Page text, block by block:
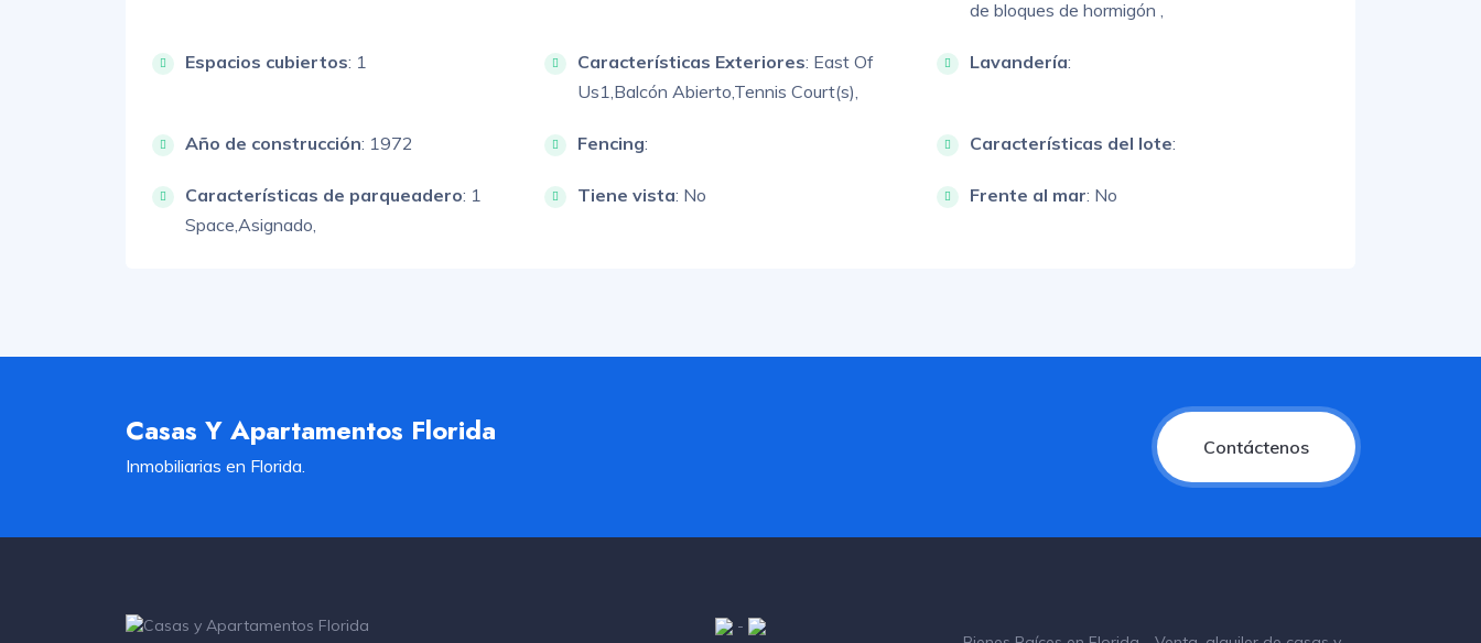
de bloques de hormigón ,
Espacios cubiertos: 1 Características Exteriores: East Of
Us1, Balcón Abierto, Tennis Court(s),
Lavandería:
Año de construcción: 1972 Fencing: Características del lote:
Características de parqueadero: 1
Space, Asignado,
Tiene vista: No Frente al mar: No
Casas Y Apartamentos Florida
Inmobiliarias en Florida.
Contáctenos
-